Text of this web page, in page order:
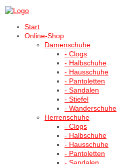
Start
Online-Shop
Damenschuhe
- Clogs
- Halbschuhe
- Hausschuhe
- Pantoletten
- Sandalen
- Stiefel
- Wanderschuhe
Herrenschuhe
- Clogs
- Halbschuhe
- Hausschuhe
- Pantoletten